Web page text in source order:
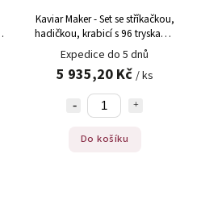
Kaviar Maker - Set se stříkačkou,
hadičkou, krabicí s 96 tryskami,
miskou a návodem, sada
Expedice do 5 dnů
5 935,20 Kč / ks
Do košíku